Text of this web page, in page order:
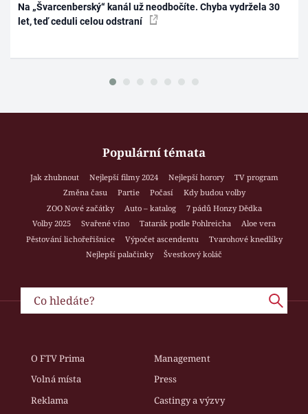
Na „Švarcenberský“ kanál už neodbočíte. Chyba vydržela 30
let, teď ceduli celou odstraní
Populární témata
Jak zhubnout Nejlepší filmy 2024 Nejlepší horory
TV program
Změna času
Partie Počasí
Kdy budou volby
ZOO Nové začátky
Auto – katalog
7 pádů Honzy Dědka
Volby 2025
Svařené víno Tatarák podle Pohlreicha
Aloe vera
Pěstování lichořeřišnice
Výpočet ascendentu
Tvarohové knedlíky
Nejlepší palačinky
Švestkový koláč
O FTV Prima
Management
Volná místa
Press
Reklama
Castingy a výzvy